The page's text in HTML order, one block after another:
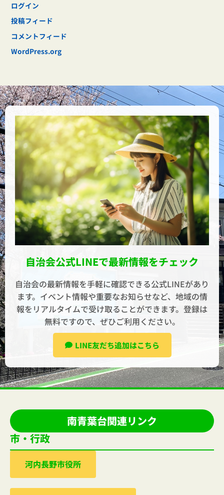
ログイン
投稿フィード
コメントフィード
WordPress.org
自治会公式LINEで最新情報をチェック
自治会の最新情報を手軽に確認できる公式LINEがあり
ます。イベント情報や重要なお知らせなど、地域の情
報をリアルタイムで受け取ることができます。登録は
無料ですので、ぜひご利用ください。
LINE友だち追加はこちら
南青葉台関連リンク
市・行政
河内⻑野市役所